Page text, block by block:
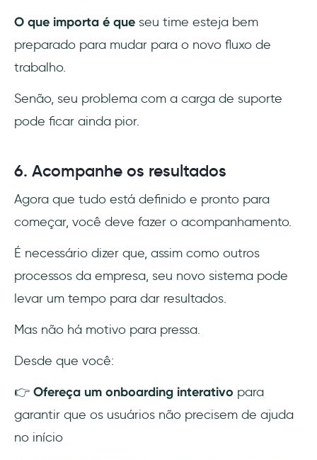
O que importa é que seu time esteja bem
preparado para mudar para o novo fluxo de
trabalho.
Senão, seu problema com a carga de suporte
pode ficar ainda pior.
6. Acompanhe os resultados
Agora que tudo está definido e pronto para
começar, você deve fazer o acompanhamento.
É necessário dizer que, assim como outros
processos da empresa, seu novo sistema pode
levar um tempo para dar resultados.
Mas não há motivo para pressa.
Desde que você:
👉 Ofereça um onboarding interativo para
garantir que os usuários não precisem de ajuda
no início